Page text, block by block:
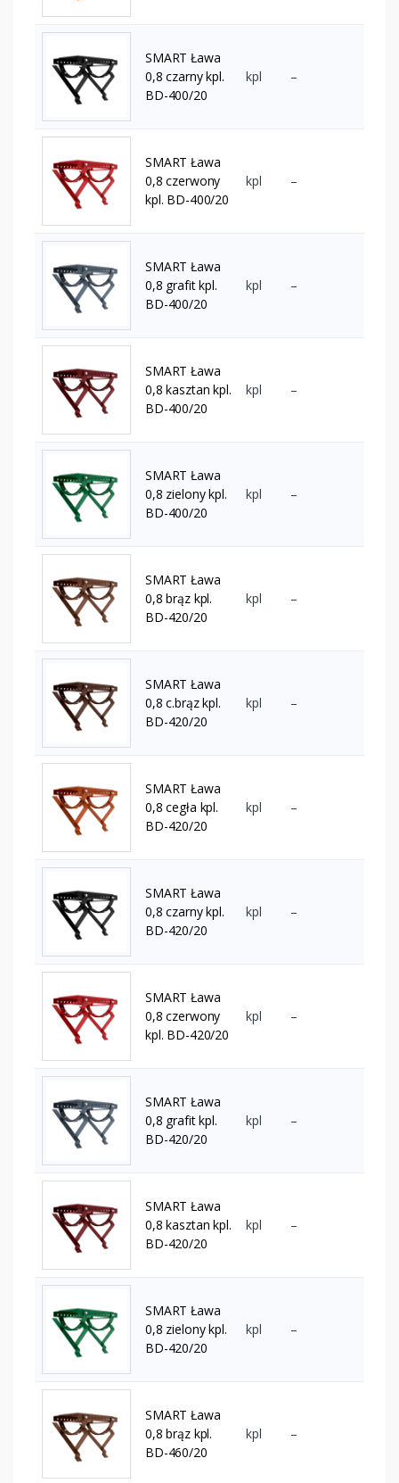
SMART Ława
0,8 czarny kpl.
BD-400/20
kpl –
SMART Ława
0,8 czerwony
kpl. BD-400/20
kpl –
SMART Ława
0,8 grafit kpl.
BD-400/20
kpl –
SMART Ława
0,8 kasztan kpl.
BD-400/20
kpl –
SMART Ława
0,8 zielony kpl.
BD-400/20
kpl –
SMART Ława
0,8 brąz kpl.
BD-420/20
kpl –
SMART Ława
0,8 c.brąz kpl.
BD-420/20
kpl –
SMART Ława
0,8 cegła kpl.
BD-420/20
kpl –
SMART Ława
0,8 czarny kpl.
BD-420/20
kpl –
SMART Ława
0,8 czerwony
kpl. BD-420/20
kpl –
SMART Ława
0,8 grafit kpl.
BD-420/20
kpl –
SMART Ława
0,8 kasztan kpl.
BD-420/20
kpl –
SMART Ława
0,8 zielony kpl.
BD-420/20
kpl –
SMART Ława
0,8 brąz kpl.
BD-460/20
kpl –